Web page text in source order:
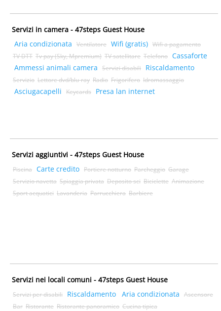
Servizi in camera - 47steps Guest House
Aria condizionata
Ventilatore Wifi (gratis) Wifi a pagamento
TV DTT Tv pay (Sky, Mpremium) TV satellitare Telefono Cassaforte
Ammessi animali camera
Servizi disabili Riscaldamento
Servizio Lettore dvd/blu-ray Radio Frigorifero Idromassaggio
Asciugacapelli Keycards Presa lan internet
Servizi aggiuntivi - 47steps Guest House
Piscina Carte credito Portiere notturno Parcheggio Garage
Servizio navetta Spiaggia privata Deposito sci Biciclette Animazione
Sport acquatici Lavanderia Parrucchiera Barbiere
Servizi nei locali comuni - 47steps Guest House
Servizi per disabili Riscaldamento Aria condizionata
Ascensore
Bar Ristorante Ristorante panoramico Cucina tipica